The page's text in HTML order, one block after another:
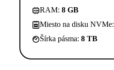
RAM: 8 GB
Miesto na disku NVMe:
Šírka pásma: 8 TB